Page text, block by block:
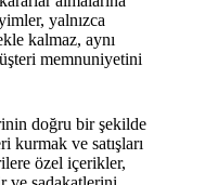
yalnızca
kalmaz, aynı
memnuniyetini
doğru bir şekilde
kurmak ve satışları
özel içerikler,